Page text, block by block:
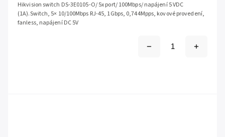
Hikvision switch DS-3E0105-O/ 5x port/ 100Mbps/ napájení 5 VDC
(1A).Switch, 5× 10/100Mbps RJ-45, 1Gbps, 0,744Mpps, kovové provedení,
fanless, napájení DC 5V